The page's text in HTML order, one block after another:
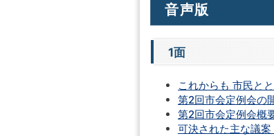
音声版
1面
これからも 市民と
第2回市会定例会の
第2回市会定例会概
可決された主な議